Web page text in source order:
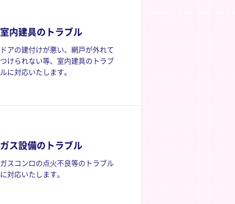
室内建具のトラブル
ドアの建付けが悪い、網戸が外れて
つけられない等、室内建具のトラブ
ルに対応いたします。
ガス設備のトラブル
ガスコンロの点火不良等のトラブル
に対応いたします。